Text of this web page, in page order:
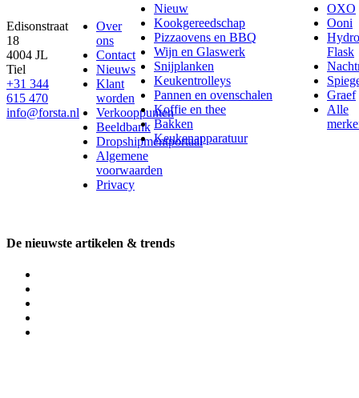
Edisonstraat
18
4004 JL
Tiel
+31 344
615 470
info@forsta.nl
Over
ons
Contact
Nieuws
Klant
worden
Verkooppunten
Beeldbank
Dropshipmentportaal
Algemene
voorwaarden
Privacy
Nieuw
Kookgereedschap
Pizzaovens en BBQ
Wijn en Glaswerk
Snijplanken
Keukentrolleys
Pannen en ovenschalen
Koffie en thee
Bakken
Keukenapparatuur
OXO
Ooni
Hydro
Flask
Graef
Alle
De nieuwste artikelen & trends